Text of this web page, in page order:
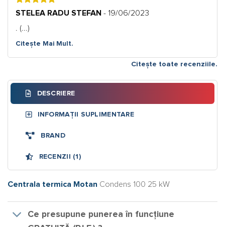
5
STELEA RADU STEFAN - 19/06/2023
. (...)
Citește Mai Mult.
Citește toate recenziile.
DESCRIERE
INFORMAȚII SUPLIMENTARE
BRAND
RECENZII (1)
Centrala termica Motan Condens 100 25 kW
Ce presupune punerea în funcțiune